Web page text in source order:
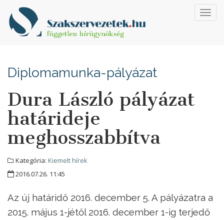
Diplomamunka-pályázat
Dura László pályázat
határideje
meghosszabbítva
Kategória: Kiemelt hírek
2016.07.26. 11:45
Az új határidő 2016. december 5. A pályázatra a
2015. május 1-jétől 2016. december 1-ig terjedő